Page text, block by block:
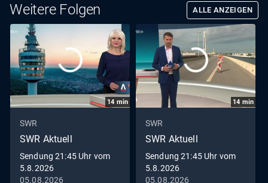
Weitere Folgen ALLE ANZEIGEN
14 min
SWR
SWR Aktuell
Sendung 21:45 Uhr vom
5.8.2026
05.08.2026
14 min
SWR
SWR Aktuell
Sendung 21:45 Uhr vom
5.8.2026
05.08.2026